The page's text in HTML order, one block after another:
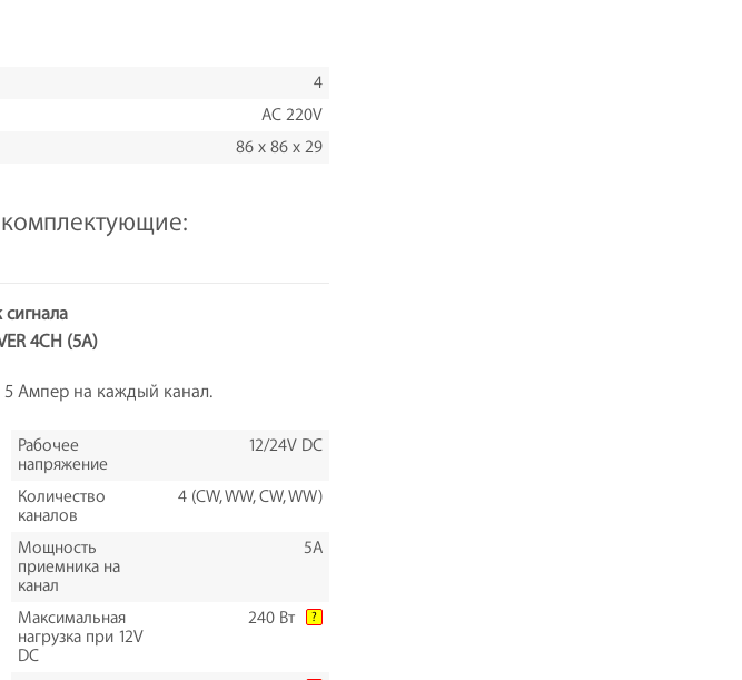
4
AC 220V
86 x 86 x 29
4CH (5A)
Ампер на каждый канал.
Рабочее
напряжение
12/24V DC
Количество
каналов
4 (CW, WW, CW, WW)
Мощность
приемника на
канал
5A
Максимальная
нагрузка при 12V
DC
240 Вт ?